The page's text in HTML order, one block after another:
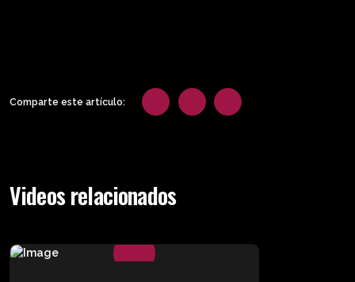
Comparte este artículo:
Videos relacionados